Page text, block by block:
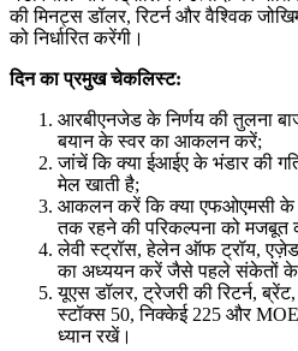
की मिनट्स डॉलर, रिटर्न और वैश्विक
को निर्धारित करेंगी।
दिन का प्रमुख चेकलिस्ट:
आरबीएनजेड के निर्णय की तुलना
बयान के स्वर का आकलन करें;
जांचें कि क्या ईआईए के भंडार की
मेल खाती है;
आकलन करें कि क्या एफओएमसी के
तक रहने की परिकल्पना को मजबूत
लेवी स्ट्रॉस, हेलेन ऑफ ट्रॉय,
का अध्ययन करें जैसे पहले संकेतों
यूएस डॉलर, ट्रेजरी की रिटर्न,
स्टॉक्स 50, निक्केई 225 और
ध्यान रखें।